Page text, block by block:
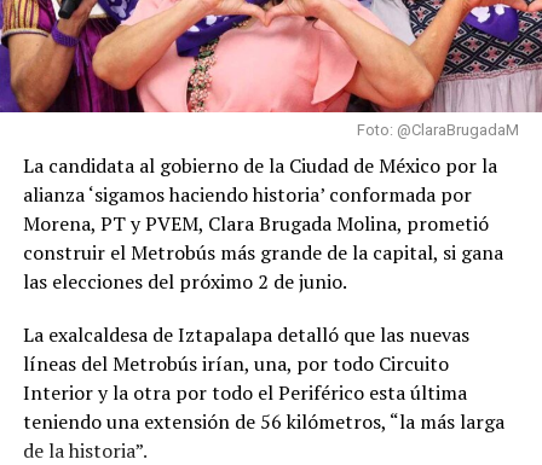
Foto: @ClaraBrugadaM
La candidata al gobierno de la Ciudad de México por la
alianza ‘sigamos haciendo historia’ conformada por
Morena, PT y PVEM, Clara Brugada Molina, prometió
construir el Metrobús más grande de la capital, si gana
las elecciones del próximo 2 de junio.
La exalcaldesa de Iztapalapa detalló que las nuevas
líneas del Metrobús irían, una, por todo Circuito
Interior y la otra por todo el Periférico esta última
teniendo una extensión de 56 kilómetros, “la más larga
de la historia”.